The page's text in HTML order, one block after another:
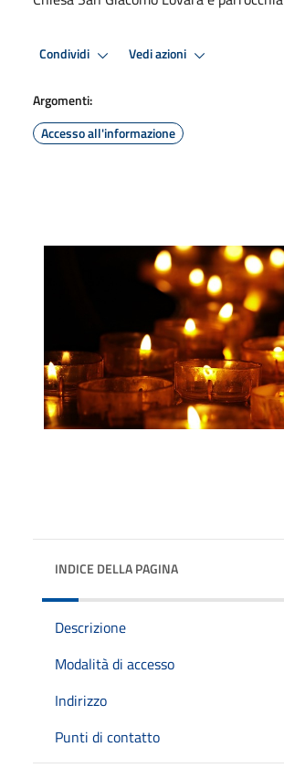
Condividi Vedi azioni
Argomenti:
Accesso all'informazione
INDICE DELLA PAGINA
Descrizione
Modalità di accesso
Indirizzo
Punti di contatto